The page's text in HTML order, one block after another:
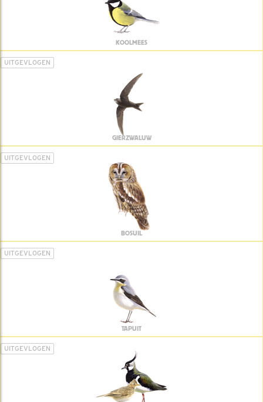
KOOLMEES
UITGEVLOGEN
GIERZWALUW
UITGEVLOGEN
BOSUIL
UITGEVLOGEN
TAPUIT
UITGEVLOGEN